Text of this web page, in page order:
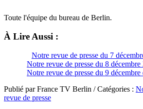
Toute l'équipe du bureau de Berlin.
À Lire Aussi :
Notre revue de presse du 7
Notre revue de presse du 8
Notre revue de presse du 9 décembre
Publié par France TV Berlin / Catégories :
revue de presse